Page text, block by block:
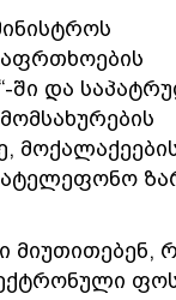
ში და
მიუთითებენ,